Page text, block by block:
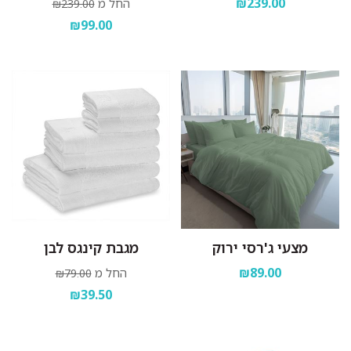
החל מ ₪239.00
₪99.00
מצעי ג'רסי ירוק
₪89.00
מגבת קינגס לבן
החל מ ₪79.00
₪39.50